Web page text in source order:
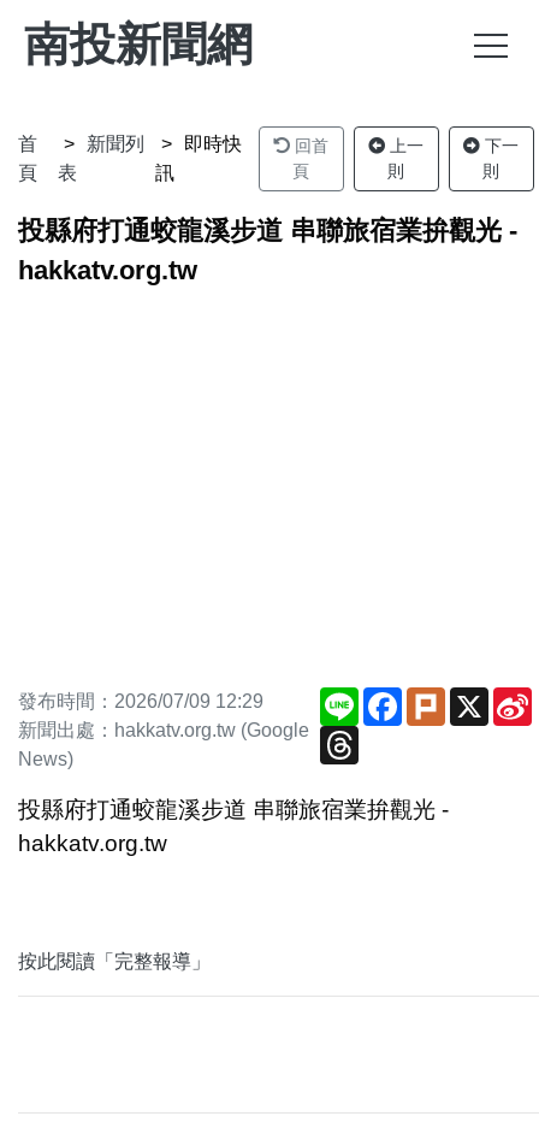
南投新聞網
首
頁
新聞列
表
即時快
訊
回首
頁
上一
則
下一
則
投縣府打通蛟龍溪步道 串聯旅宿業拚觀光 -
hakkatv.org.tw
發布時間：2026/07/09 12:29
新聞出處：hakkatv.org.tw (Google
News)
Line Facebook
PlurkX
Threads
投縣府打通蛟龍溪步道 串聯旅宿業拚觀光 -
hakkatv.org.tw
按此閱讀「完整報導」